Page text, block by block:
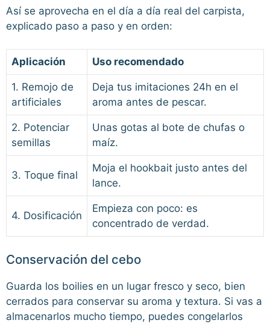
Así se aprovecha en el día a día real del carpista,
explicado paso a paso y en orden:
Aplicación Uso recomendado
1. Remojo de
artificiales
Deja tus imitaciones 24h en el
aroma antes de pescar.
2. Potenciar
semillas
Unas gotas al bote de chufas o
maíz.
3. Toque final
Moja el hookbait justo antes del
lance.
4. Dosificación
Empieza con poco: es
concentrado de verdad.
Conservación del cebo
Guarda los boilies en un lugar fresco y seco, bien
cerrados para conservar su aroma y textura. Si vas a
almacenarlos mucho tiempo, puedes congelarlos